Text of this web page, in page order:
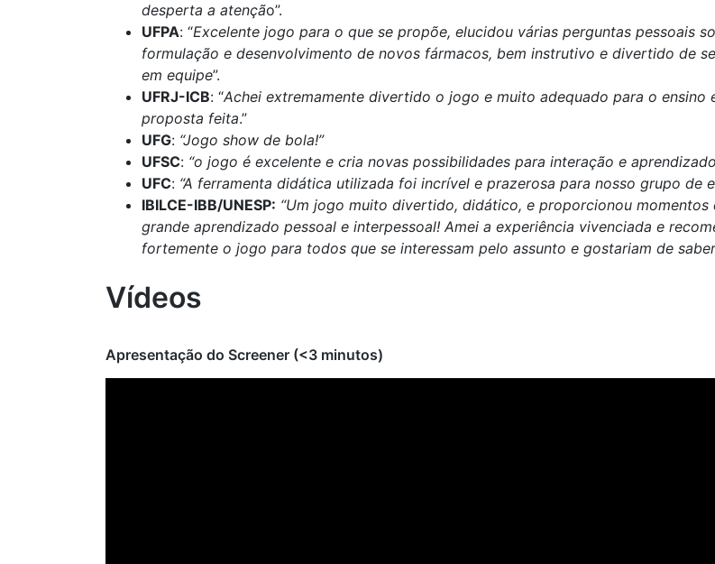
desperta a atenção”.
UFPA: “Excelente jogo para o que se propõe, elucidou várias perguntas pessoais
formulação e desenvolvimento de novos fármacos, bem instrutivo e divertido de
em equipe”.
UFRJ-ICB: “Achei extremamente divertido o jogo e muito adequado para o ensino
proposta feita.”
UFG: “Jogo show de bola!”
UFSC: “o jogo é excelente e cria novas possibilidades para interação e
UFC: “A ferramenta didática utilizada foi incrível e prazerosa para nosso grupo de
IBILCE-IBB/UNESP: “Um jogo muito divertido, didático, e proporcionou momentos
grande aprendizado pessoal e interpessoal! Amei a experiência vivenciada e
fortemente o jogo para todos que se interessam pelo assunto e gostariam de saber
Vídeos
Apresentação do Screener (<3 minutos)